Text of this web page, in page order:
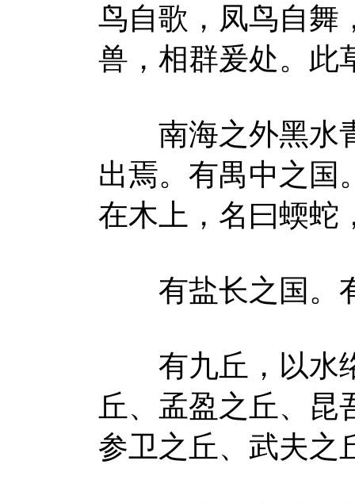
鸟自歌，凤鸟自舞
兽，相群爰处。此
南海之外黑水青
出焉。有禺中之国
在木上，名曰蝡蛇
有盐长之国。有
有九丘，以水络
丘、孟盈之丘、昆
参卫之丘、武夫之